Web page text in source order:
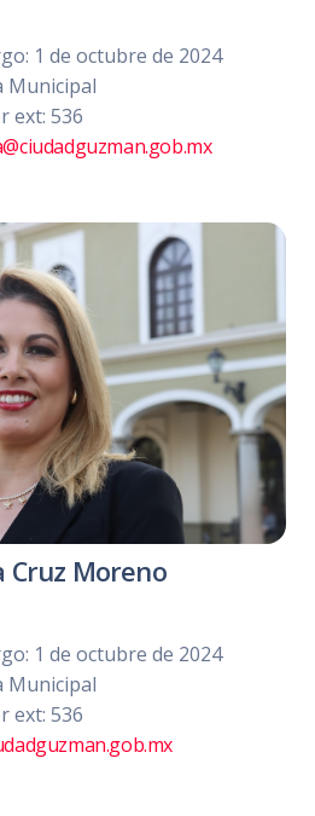
1 de octubre de 2024
Municipal
ext: 536
Cruz Moreno
1 de octubre de 2024
Municipal
ext: 536